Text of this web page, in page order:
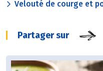
Velouté de courge et
Partager sur